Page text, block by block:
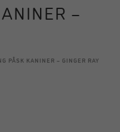
–
PÅSK KANINER – GINGER RAY